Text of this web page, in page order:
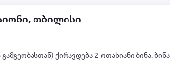
თბილისი
ქირავდება 2-ოთახიანი ბინა. ბინა